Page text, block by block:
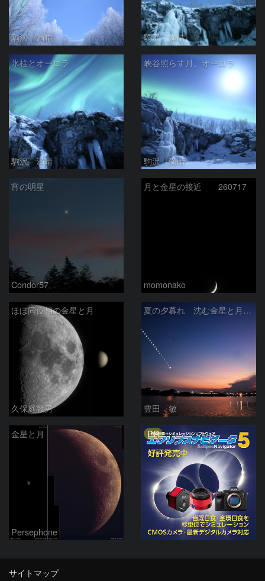
駒沢 満晴 駒沢 満晴
氷柱とオーロラ
駒沢 満晴
峡谷照らす月、オーロラ
駒沢 満晴
宵の明星
Condor57
月と金星の接近 260717
momonako
ほぼ同位相の金星と月
久保庭敦男
夏の夕暮れ 沈む金星と月 2026/7/20
豊田 敏
金星と月
Persephone
PR
サイトマップ